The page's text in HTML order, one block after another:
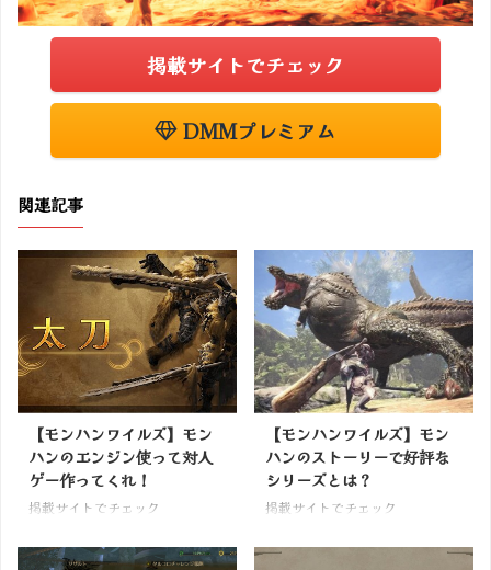
掲載サイトでチェック
DMMプレミアム
関連記事
【モンハンワイルズ】モン
ハンのエンジン使って対人
ゲー作ってくれ！
掲載サイトでチェック
【モンハンワイルズ】モン
ハンのストーリーで好評な
シリーズとは？
掲載サイトでチェック